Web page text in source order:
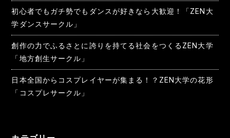
初心者でもガチ勢でもダンスが好きなら大歓迎！「ZEN大
学ダンスサークル」
創作の力でふるさとに誇りを持てる社会をつくるZEN大学
「地方創生サークル」
日本全国からコスプレイヤーが集まる！？ZEN大学の花形
「コスプレサークル」